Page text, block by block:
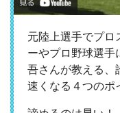
元陸上選手でプロ
ーやプロ野球選手
吾さんが教える、
速くなる４つのポ